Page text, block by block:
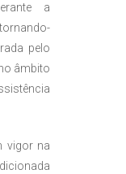
a
pelo
âmbito
vigor na